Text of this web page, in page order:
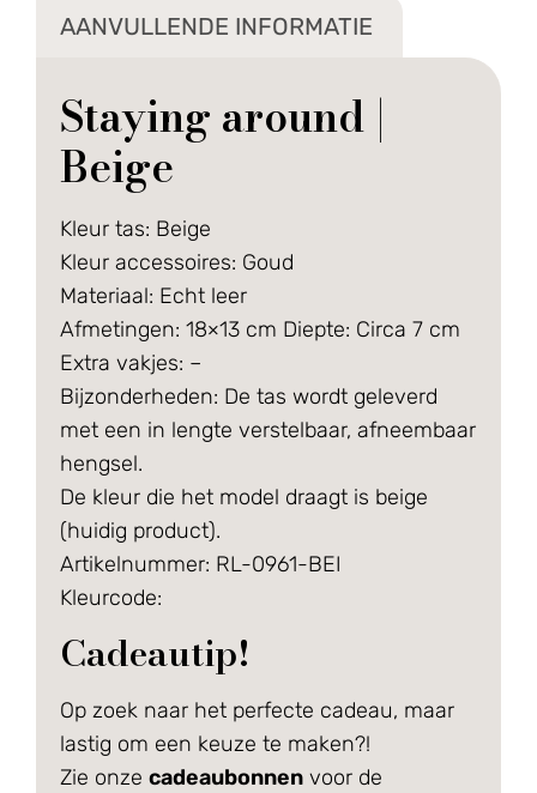
AANVULLENDE INFORMATIE
Staying around |
Beige
Kleur tas: Beige
Kleur accessoires: Goud
Materiaal: Echt leer
Afmetingen: 18×13 cm Diepte: Circa 7 cm
Extra vakjes: –
Bijzonderheden: De tas wordt geleverd
met een in lengte verstelbaar, afneembaar
hengsel.
De kleur die het model draagt is beige
(huidig product).
Artikelnummer: RL-0961-BEI
Kleurcode:
Cadeautip!
Op zoek naar het perfecte cadeau, maar
lastig om een keuze te maken?!
Zie onze cadeaubonnen voor de